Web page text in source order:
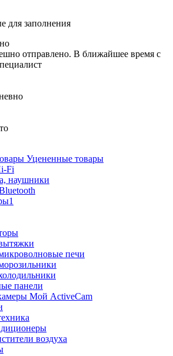
для заполнения
отправлено. В ближайшее время с
Уцененные товары
Fi
наушники
печи
панели
Мой ActiveCam
воздуха